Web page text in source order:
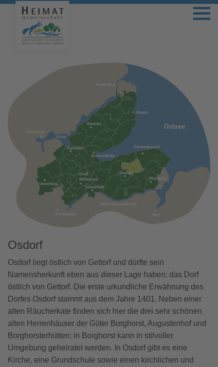
Osdorf
Osdorf liegt östlich von Gettorf und dürfte sein
Namensherkunft eben aus dieser Lage haben: das Dorf
östlich von Gettorf. Die erste urkundliche Erwähnung des
Dorfes Osdorf stammt aus dem Jahre 1401. Neben einer
alten Räucherkate finden sich hier die drei sehr schönen
alten Herrenhäuser der Güter Borghorst, Augustenhof und
Borghorsterhütten; in Borghorst kann in stilvoller
Umgebung geheiratet werden. In Osdorf gibt es eine
Kirche, eine Grundschule sowie einen kirchlichen und